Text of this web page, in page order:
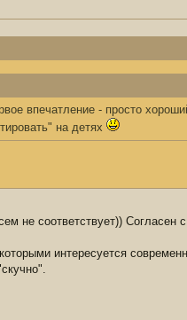
впечатление - просто
на детях
не соответствует)) Согласен
интересуется